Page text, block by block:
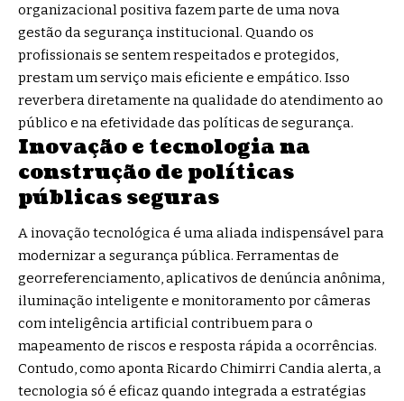
organizacional positiva fazem parte de uma nova
gestão da segurança institucional. Quando os
profissionais se sentem respeitados e protegidos,
prestam um serviço mais eficiente e empático. Isso
reverbera diretamente na qualidade do atendimento ao
público e na efetividade das políticas de segurança.
Inovação e tecnologia na
construção de políticas
públicas seguras
A inovação tecnológica é uma aliada indispensável para
modernizar a segurança pública. Ferramentas de
georreferenciamento, aplicativos de denúncia anônima,
iluminação inteligente e monitoramento por câmeras
com inteligência artificial contribuem para o
mapeamento de riscos e resposta rápida a ocorrências.
Contudo, como aponta Ricardo Chimirri Candia alerta, a
tecnologia só é eficaz quando integrada a estratégias